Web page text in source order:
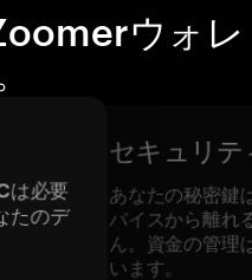
ウォレ
は必要
たのデ
セキュリテ
あなたの秘密鍵
バイスから離れ
ん。資金の管理
います。